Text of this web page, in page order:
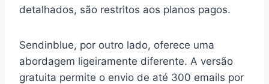
detalhados, são restritos aos planos pagos.
Sendinblue, por outro lado, oferece uma
abordagem ligeiramente diferente. A versão
gratuita permite o envio de até 300 emails por